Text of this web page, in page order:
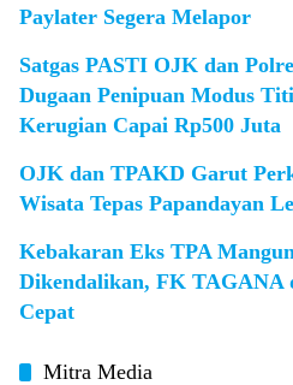
Paylater Segera Melapor
Satgas PASTI OJK dan
Dugaan Penipuan Modus
Kerugian Capai Rp500 Juta
OJK dan TPAKD Garut
Wisata Tepas Papandayan
Kebakaran Eks TPA
Dikendalikan, FK TAGANA
Cepat
Mitra Media